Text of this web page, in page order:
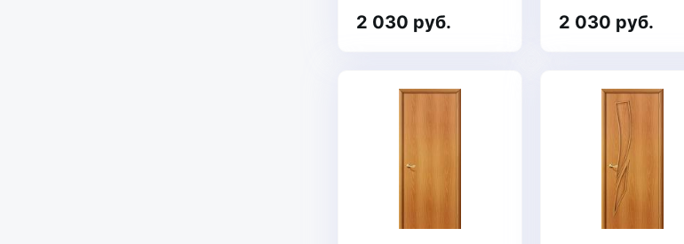
2 030 руб. 2 030 руб.